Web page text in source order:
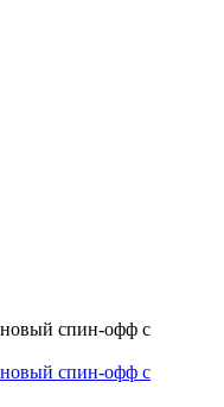
новый спин-офф с
новый спин-офф с